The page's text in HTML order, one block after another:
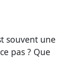
souvent une
pas ? Que